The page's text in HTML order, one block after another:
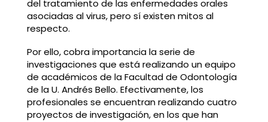
del tratamiento de las enfermedades orales
asociadas al virus, pero sí existen mitos al
respecto.
Por ello, cobra importancia la serie de
investigaciones que está realizando un equipo
de académicos de la Facultad de Odontología
de la U. Andrés Bello. Efectivamente, los
profesionales se encuentran realizando cuatro
proyectos de investigación, en los que han